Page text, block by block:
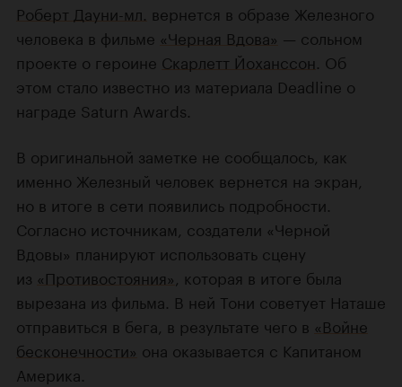
Роберт Дауни-мл. вернется в образе Железного
человека в фильме «Черная Вдова» — сольном
проекте о героине Скарлетт Йоханссон . Об
этом стало известно из материала Deadline о
награде Saturn Awards.
В оригинальной заметке не сообщалось, как
именно Железный человек вернется на экран,
но в итоге в сети появились подробности.
Согласно источникам, создатели «Черной
Вдовы» планируют использовать сцену
из «Противостояния» , которая в итоге была
вырезана из фильма. В ней Тони советует Наташе
отправиться в бега, в результате чего в «Войне
бесконечности» она оказывается с Капитаном
Америка.